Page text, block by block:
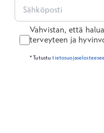
Vahvistan, että
terveyteen ja
* Tutustu